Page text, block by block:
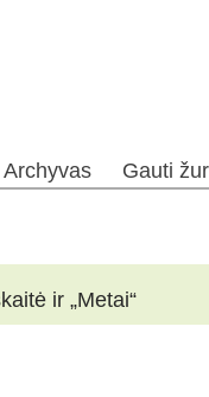
Archyvas Gauti
ir „Metai“